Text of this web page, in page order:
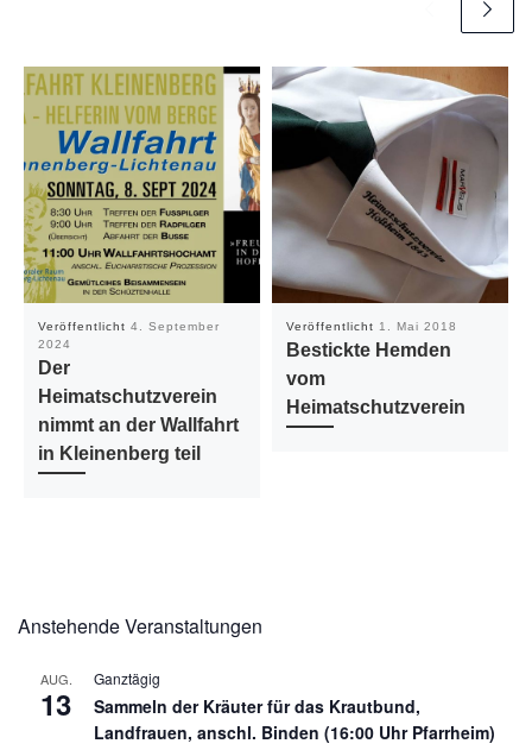
Veröffentlicht 4. September
2024
Der
Heimatschutzverein
nimmt an der Wallfahrt
in Kleinenberg teil
Veröffentlicht 1. Mai 2018
Bestickte Hemden
vom
Heimatschutzverein
Anstehende Veranstaltungen
AUG.
13
Ganztägig
Sammeln der Kräuter für das Krautbund,
Landfrauen, anschl. Binden (16:00 Uhr Pfarrheim)